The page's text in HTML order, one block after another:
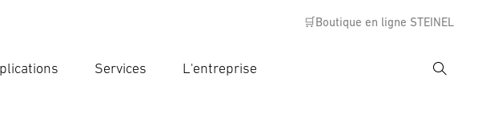
🛒Boutique en ligne STEINEL
Services L'entreprise